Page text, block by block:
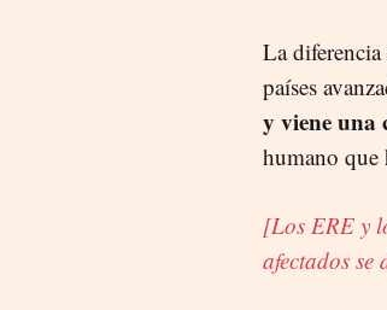
La
países
y viene una
humano que
[Los ERE y
afectados